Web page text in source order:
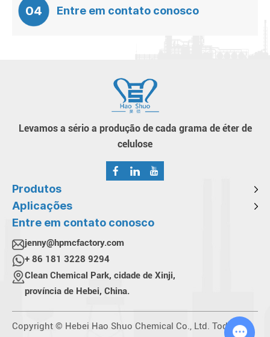
04 Entre em contato conosco
Levamos a sério a produção de cada grama de éter de
celulose
Produtos
Aplicações
Entre em contato conosco
jenny@hpmcfactory.com
+ 86 181 3228 9294
Clean Chemical Park, cidade de Xinji,
província de Hebei, China.
Copyright © Hebei Hao Shuo Chemical Co., Ltd. Todos os